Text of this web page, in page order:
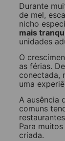
Durante
de mel,
nicho
mais
unidades
O
as férias.
conectada,
uma
A ausência
comuns
Para
criada.